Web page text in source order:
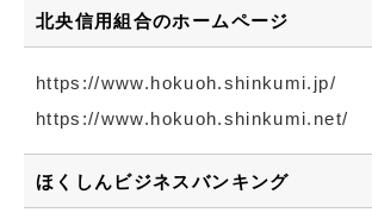
北央信用組合のホームページ
https://www.hokuoh.shinkumi.jp/
https://www.hokuoh.shinkumi.net/
ほくしんビジネスバンキング